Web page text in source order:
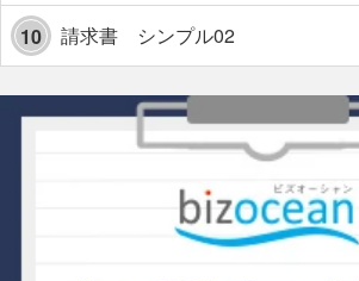
10 請求書 シンプル02